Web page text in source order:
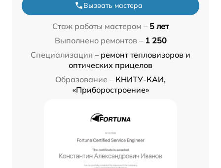
Вызвать мастера
Стаж работы мастером – 5 лет
Выполнено ремонтов – 1 250
Специализация – ремонт тепловизоров и
оптических прицелов
Образование – КНИТУ-КАИ,
«Приборостроение»